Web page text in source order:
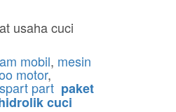
usaha cuci
mobil, mesin
motor,
spart part paket
cuci